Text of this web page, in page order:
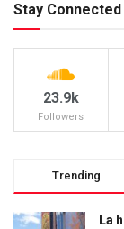
Stay
23.9k
Followers
Trending
La